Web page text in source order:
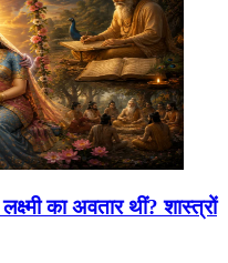
का अवतार थीं? शास्त्रों